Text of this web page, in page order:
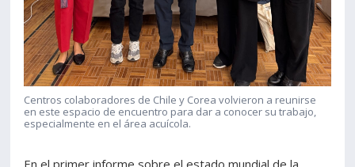
Centros colaboradores de Chile y Corea volvieron a reunirse
en este espacio de encuentro para dar a conocer su trabajo,
especialmente en el área acuícola.